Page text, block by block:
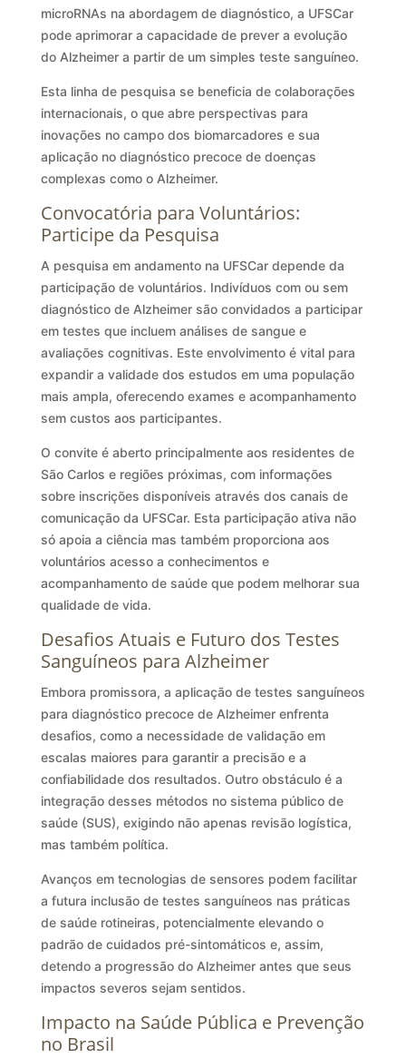
microRNAs na abordagem de diagnóstico, a UFSCar
pode aprimorar a capacidade de prever a evolução
do Alzheimer a partir de um simples teste sanguíneo.
Esta linha de pesquisa se beneficia de colaborações
internacionais, o que abre perspectivas para
inovações no campo dos biomarcadores e sua
aplicação no diagnóstico precoce de doenças
complexas como o Alzheimer.
Convocatória para Voluntários:
Participe da Pesquisa
A pesquisa em andamento na UFSCar depende da
participação de voluntários. Indivíduos com ou sem
diagnóstico de Alzheimer são convidados a participar
em testes que incluem análises de sangue e
avaliações cognitivas. Este envolvimento é vital para
expandir a validade dos estudos em uma população
mais ampla, oferecendo exames e acompanhamento
sem custos aos participantes.
O convite é aberto principalmente aos residentes de
São Carlos e regiões próximas, com informações
sobre inscrições disponíveis através dos canais de
comunicação da UFSCar. Esta participação ativa não
só apoia a ciência mas também proporciona aos
voluntários acesso a conhecimentos e
acompanhamento de saúde que podem melhorar sua
qualidade de vida.
Desafios Atuais e Futuro dos Testes
Sanguíneos para Alzheimer
Embora promissora, a aplicação de testes sanguíneos
para diagnóstico precoce de Alzheimer enfrenta
desafios, como a necessidade de validação em
escalas maiores para garantir a precisão e a
confiabilidade dos resultados. Outro obstáculo é a
integração desses métodos no sistema público de
saúde (SUS), exigindo não apenas revisão logística,
mas também política.
Avanços em tecnologias de sensores podem facilitar
a futura inclusão de testes sanguíneos nas práticas
de saúde rotineiras, potencialmente elevando o
padrão de cuidados pré-sintomáticos e, assim,
detendo a progressão do Alzheimer antes que seus
impactos severos sejam sentidos.
Impacto na Saúde Pública e Prevenção
no Brasil